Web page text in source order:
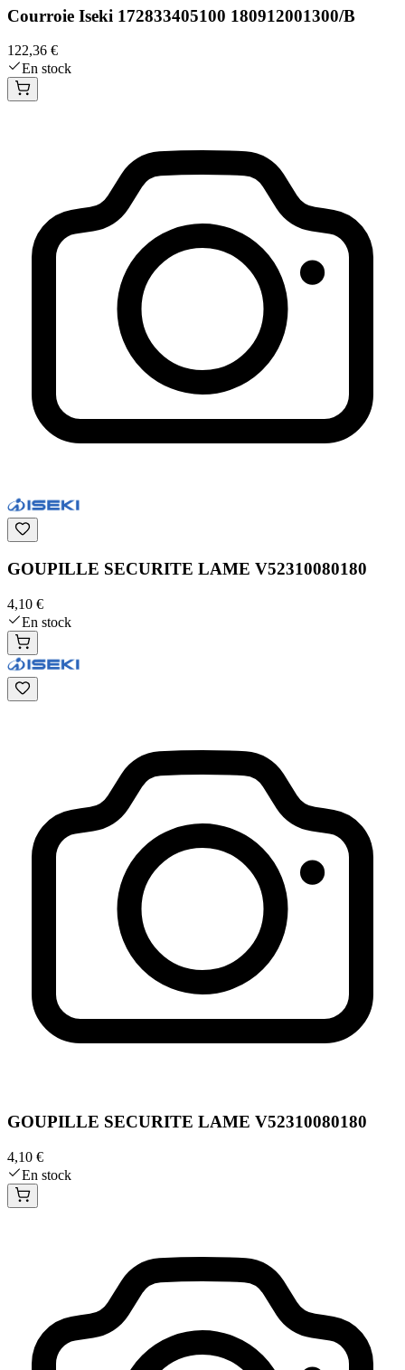
Courroie Iseki 172833405100 180912001300/B
122,36 €
En stock
GOUPILLE SECURITE LAME V52310080180
4,10 €
En stock
GOUPILLE SECURITE LAME V52310080180
4,10 €
En stock